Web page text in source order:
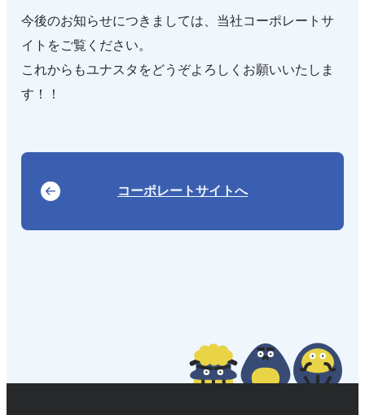
今後のお知らせにつきましては、当社コーポレートサ
イトをご覧ください。
これからもユナスタをどうぞよろしくお願いいたしま
す！！
コーポレートサイトへ